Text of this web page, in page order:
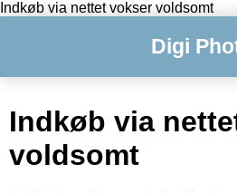
Indkøb via nettet vokser voldsomt
Digi
Indkøb via
voldsomt